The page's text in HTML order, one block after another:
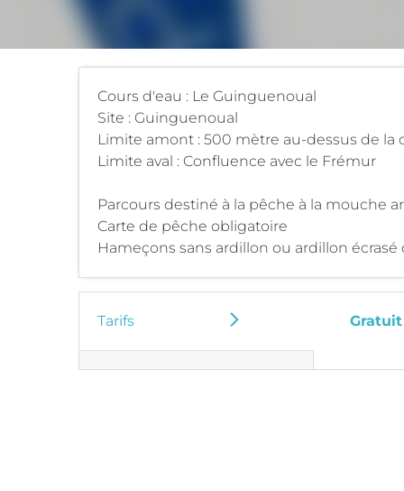
Cours d'eau : Le Guinguenoual
Site : Guinguenoual
Limite amont : 500 mètre au-dessus de la
Limite aval : Confluence avec le Frémur
Parcours destiné à la pêche à la mouche
Carte de pêche obligatoire
Hameçons sans ardillon ou ardillon
Tarifs Gratuit